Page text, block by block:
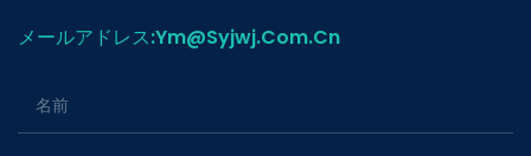
メールアドレス:ym@Syjwj.Com.Cn
名前